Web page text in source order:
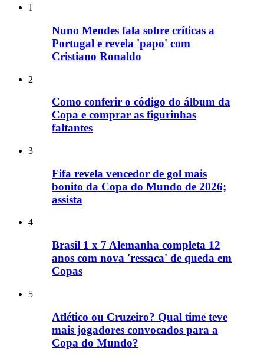
1
Nuno Mendes fala sobre críticas a
Portugal e revela 'papo' com
Cristiano Ronaldo
2
Como conferir o código do álbum da
Copa e comprar as figurinhas
faltantes
3
Fifa revela vencedor de gol mais
bonito da Copa do Mundo de 2026;
assista
4
Brasil 1 x 7 Alemanha completa 12
anos com nova 'ressaca' de queda em
Copas
5
Atlético ou Cruzeiro? Qual time teve
mais jogadores convocados para a
Copa do Mundo?